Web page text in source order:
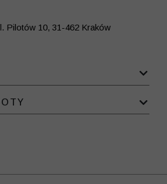
Pilotów 10, 31-462 Kraków